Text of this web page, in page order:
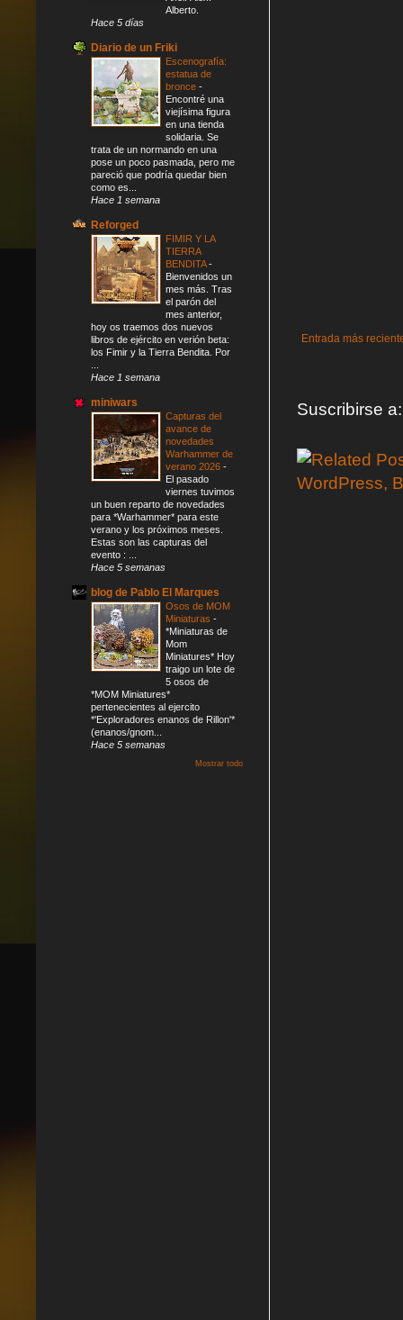
Entrada más
Suscribirse
Alberto.
Hace 5 días
Diario de un Friki
Escenografía:
estatua de
bronce -
Encontré una
viejísima figura
en una tienda
solidaria. Se
trata de un normando en una
pose un poco pasmada, pero me
pareció que podría quedar bien
como es...
Hace 1 semana
Reforged
FIMIR Y LA
TIERRA
BENDITA-
Bienvenidos un
mes más. Tras
el parón del
mes anterior,
hoy os traemos dos nuevos
libros de ejército en verión beta:
los Fimir y la Tierra Bendita. Por
Hace 1 semana
miniwars
Capturas del
avance de
novedades
Warhammer de
verano 2026 -
El pasado
viernes tuvimos
un buen reparto de novedades
para *Warhammer* para este
verano y los próximos meses.
Estas son las capturas del
evento : ...
Hace 5 semanas
blog de Pablo El Marques
Osos de MOM
Miniaturas -
*Miniaturas de
Mom
Miniatures* Hoy
traigo un lote de
5 osos de
*MOM Miniatures*
pertenecientes al ejercito
*'Exploradores enanos de Rillon'*
(enanos/gnom...
Hace 5 semanas
Mostrar todo